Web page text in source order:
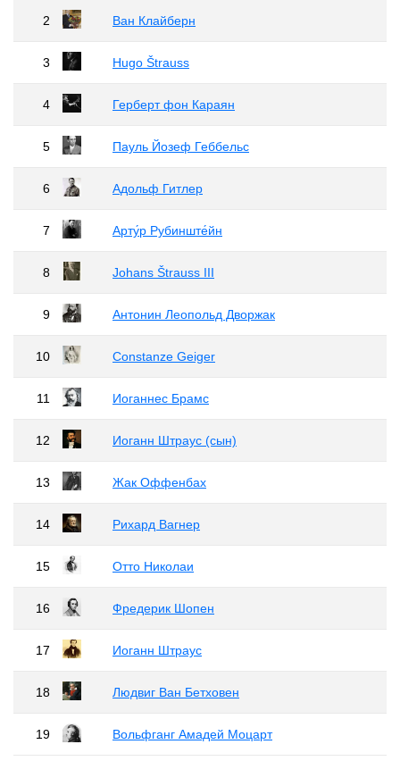
2 Ван Клайберн
3 Hugo Štrauss
4 Герберт фон Караян
5 Пауль Йозеф Геббельс
6 Адольф Гитлер
7 Арту́р Рубинште́йн
8 Johans Štrauss III
9 Антонин Леопольд Дворжак
10 Constanze Geiger
11 Иоганнес Брамс
12 Иоганн Штраус (сын)
13 Жак Оффенбах
14 Рихард Вагнер
15 Отто Николаи
16 Фредерик Шопен
17 Иоганн Штраус
18 Людвиг Ван Бетховен
19 Вольфганг Амадей Моцарт